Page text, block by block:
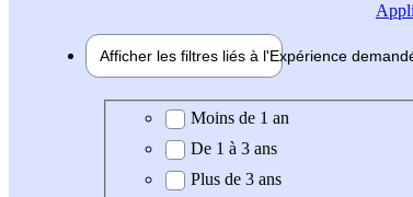
Afficher les filtres liés à l'Expérience
Expérience demandée
Moins de 1 an
De 1 à 3 ans
Plus de 3 ans